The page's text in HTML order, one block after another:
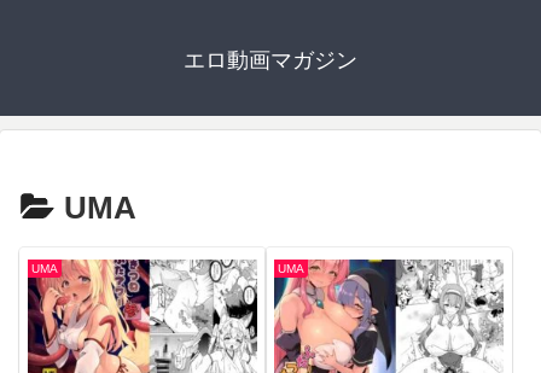
エロ動画マガジン
UMA
UMA UMA